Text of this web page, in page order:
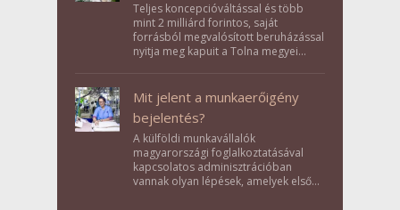
Teljes koncepcióváltással és több
mint 2 milliárd forintos, saját
forrásból megvalósított beruházással
nyitja meg kapuit a Tolna megyei
Mit jelent a munkaerőigény
bejelentés?
A külföldi munkavállalók
magyarországi foglalkoztatásával
kapcsolatos adminisztrációban
vannak olyan lépések, amelyek első